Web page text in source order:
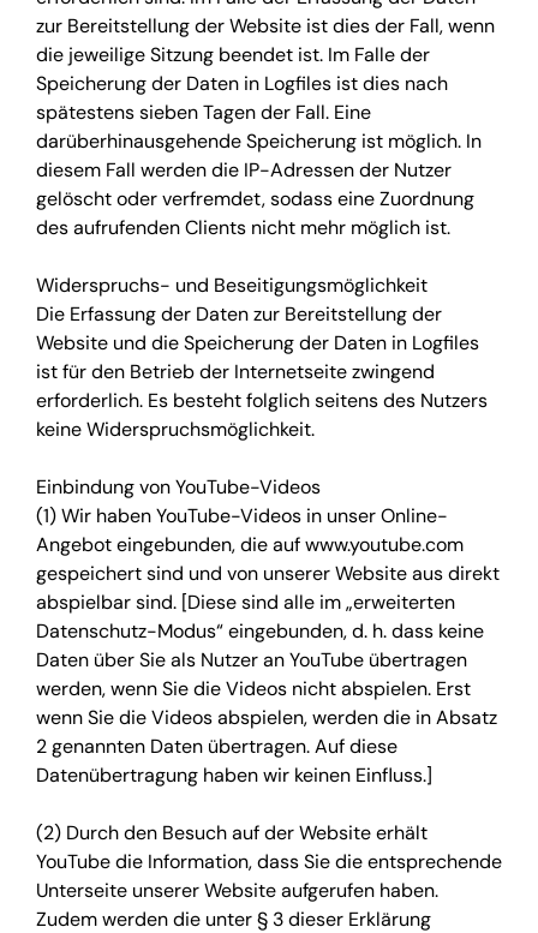
zur Bereitstellung der Website ist dies der Fall, wenn
die jeweilige Sitzung beendet ist. Im Falle der
Speicherung der Daten in Logfiles ist dies nach
spätestens sieben Tagen der Fall. Eine
darüberhinausgehende Speicherung ist möglich. In
diesem Fall werden die IP-Adressen der Nutzer
gelöscht oder verfremdet, sodass eine Zuordnung
des aufrufenden Clients nicht mehr möglich ist.
Widerspruchs- und Beseitigungsmöglichkeit
Die Erfassung der Daten zur Bereitstellung der
Website und die Speicherung der Daten in Logfiles
ist für den Betrieb der Internetseite zwingend
erforderlich. Es besteht folglich seitens des Nutzers
keine Widerspruchsmöglichkeit.
Einbindung von YouTube-Videos
(1) Wir haben YouTube-Videos in unser Online-
Angebot eingebunden, die auf www.youtube.com
gespeichert sind und von unserer Website aus direkt
abspielbar sind. [Diese sind alle im „erweiterten
Datenschutz-Modus“ eingebunden, d. h. dass keine
Daten über Sie als Nutzer an YouTube übertragen
werden, wenn Sie die Videos nicht abspielen. Erst
wenn Sie die Videos abspielen, werden die in Absatz
2 genannten Daten übertragen. Auf diese
Datenübertragung haben wir keinen Einfluss.]
(2) Durch den Besuch auf der Website erhält
YouTube die Information, dass Sie die entsprechende
Unterseite unserer Website aufgerufen haben.
Zudem werden die unter § 3 dieser Erklärung